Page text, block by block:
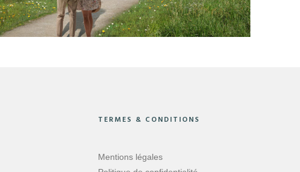
TERMES & CONDITIONS
Mentions légales